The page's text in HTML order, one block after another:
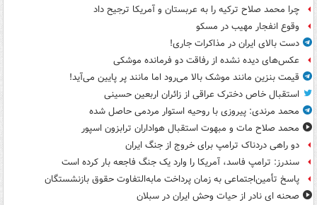
چرا محمد صلاح ترکیه را به عربستان و آمریکا ترجیح داد
وقوع انفجار مهیب در مسکو
دست بالای ایران در مذاکرات جاری!
عکس‌های دیده نشده از رفاقت دو فرمانده‌ موشکی
قیمت بنزین مانند موشک بالا می‌رود اما مانند پر پایین می‌آید!
استقبال خاص دخترک عراقی از زائران اربعین حسینی
محمد مرندی: پیروزی با روحیه استوار مردمی حاصل شده
محمد صلاح مات و مبهوت استقبال هواداران ترابزون اسپور
دو راهی دردناک ترامپ برای خروج از جنگ ایران
سندرز: ترامپ فاسد، آمریکا را وارد یک جنگ فاجعه بار کرده است
پاسخ تأمین‌اجتماعی به زمان پرداخت مابه‌التفاوت حقوق بازنشستگان
صحنه ای نادر از حیات وحش ایران در سبلان